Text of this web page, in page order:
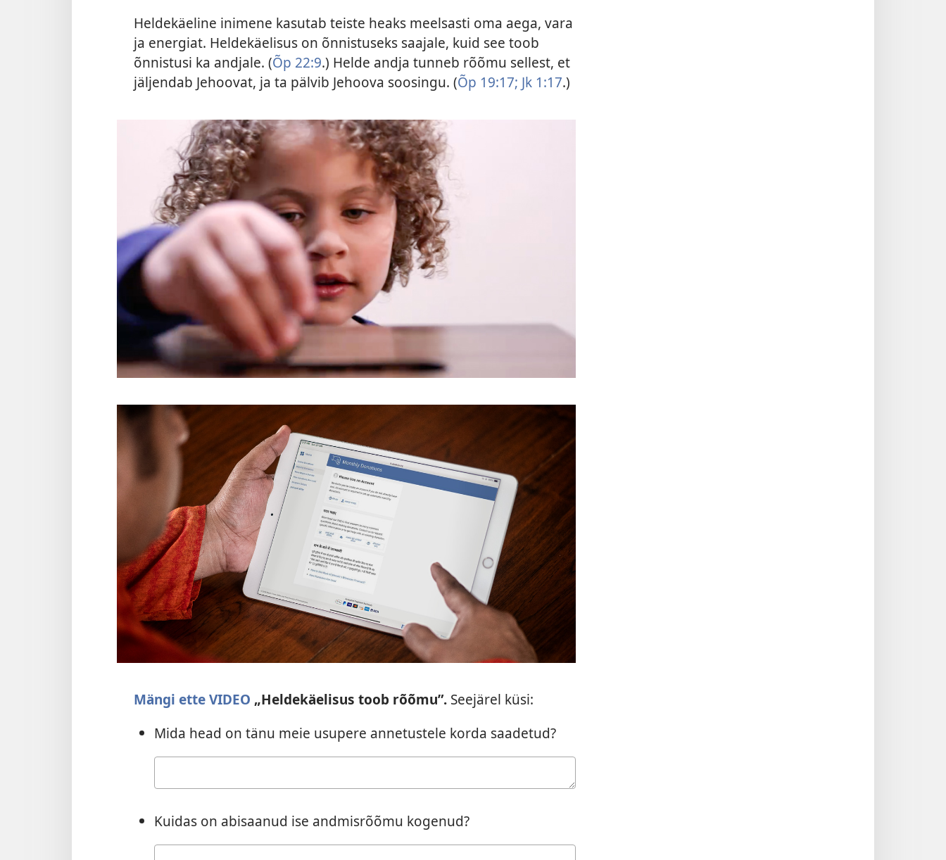
Heldekäeline inimene kasutab teiste heaks meelsasti oma aega, vara
ja energiat. Heldekäelisus on õnnistuseks saajale, kuid see toob
õnnistusi ka andjale. (Õp 22:9.) Helde andja tunneb rõõmu sellest, et
jäljendab Jehoovat, ja ta pälvib Jehoova soosingu. (Õp 19:17; Jk 1:17.)
Mängi ette VIDEO „Heldekäelisus toob rõõmu”. Seejärel küsi:
Mida head on tänu meie usupere annetustele korda saadetud?
Kuidas on abisaanud ise andmisrõõmu kogenud?